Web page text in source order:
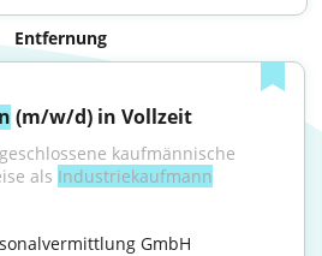
Entfernung
(m/w/d) in Vollzeit
kaufmännische
als Industriekaufmann
GmbH